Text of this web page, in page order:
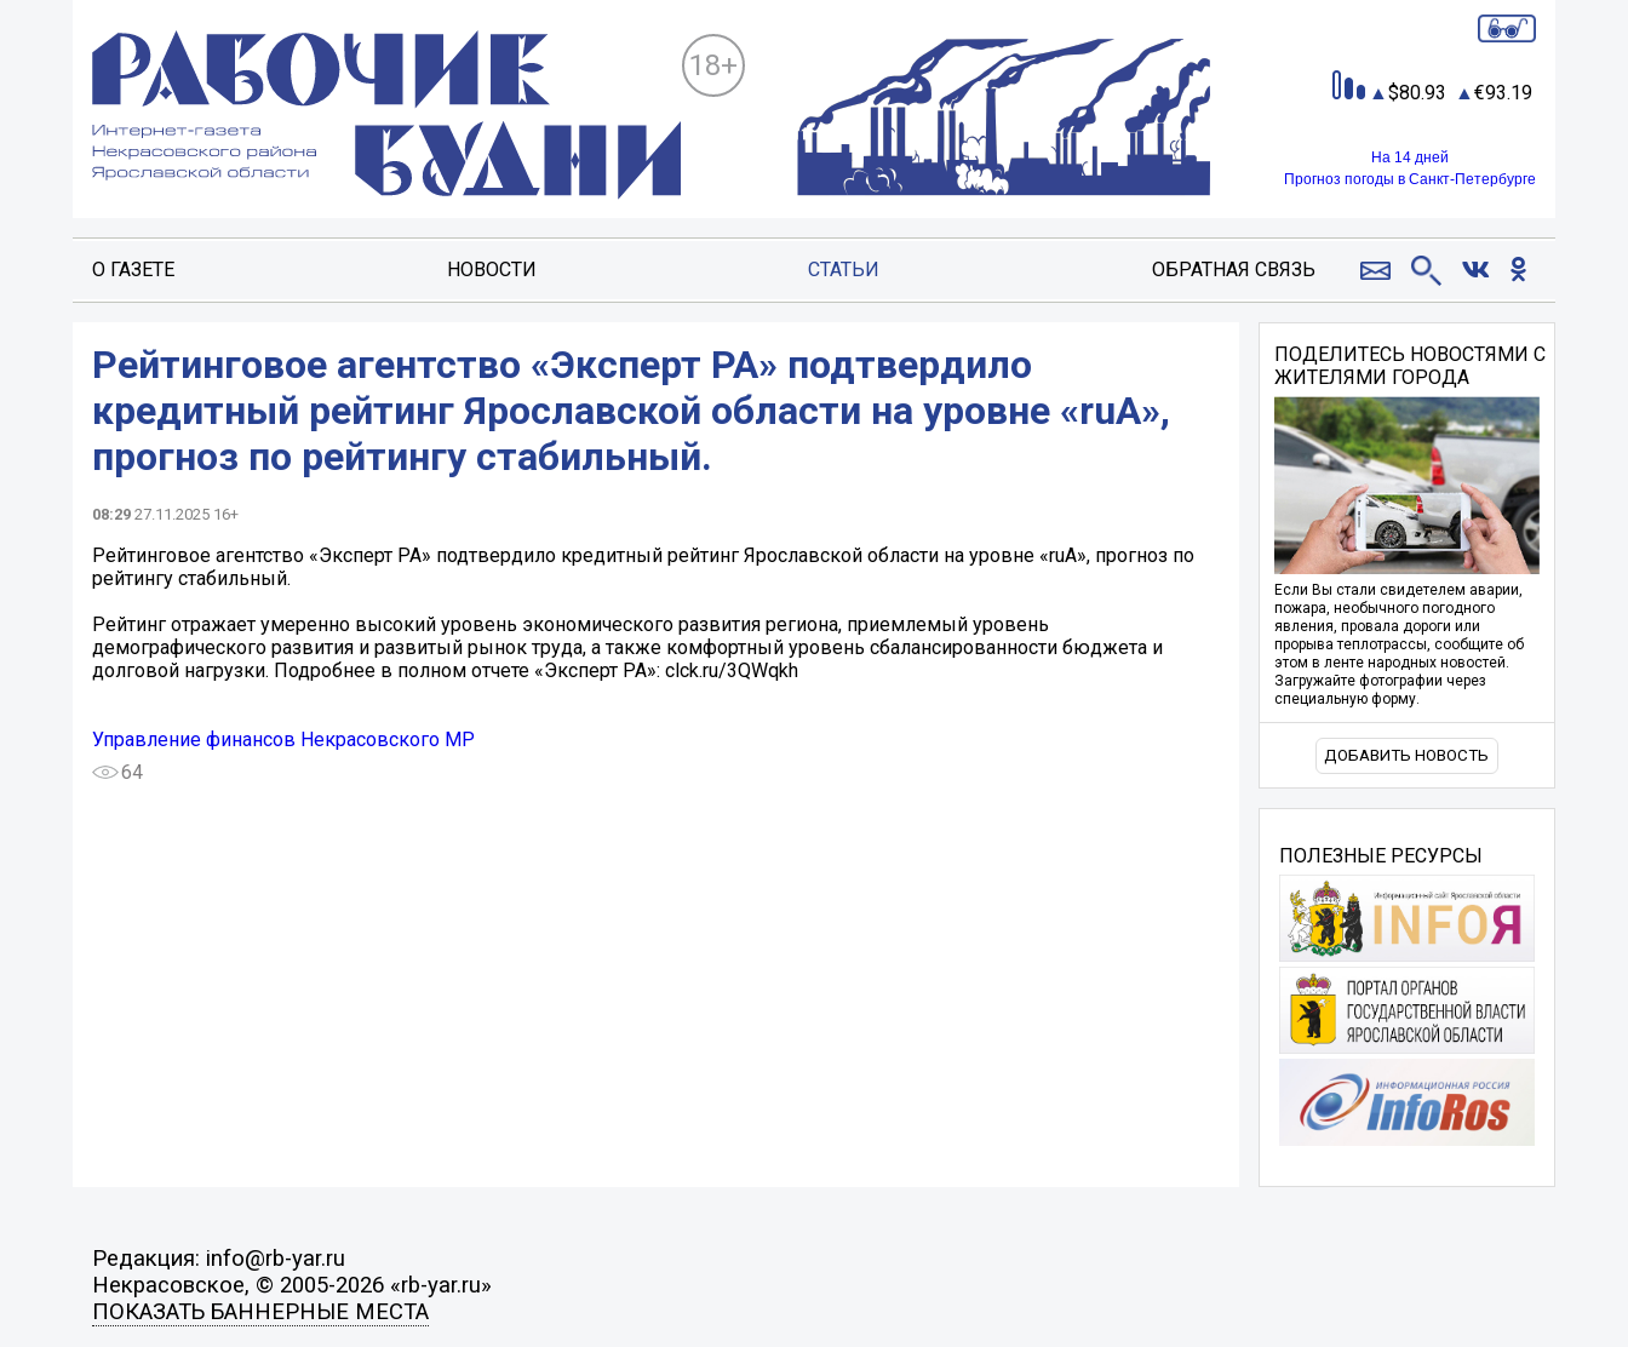
18+
80.93 93.19
На 14 дней
Прогноз погоды в Санкт-Петербурге
О ГАЗЕТЕ НОВОСТИ СТАТЬИ ОБРАТНАЯ СВЯЗЬ
Рейтинговое агентство «Эксперт РА» подтвердило
кредитный рейтинг Ярославской области на уровне «ruA»,
прогноз по рейтингу стабильный.
08:29 27.11.2025 16+
Рейтинговое агентство «Эксперт РА» подтвердило кредитный рейтинг Ярославской области на уровне «ruA», прогноз по
рейтингу стабильный.
Рейтинг отражает умеренно высокий уровень экономического развития региона, приемлемый уровень
демографического развития и развитый рынок труда, а также комфортный уровень сбалансированности бюджета и
долговой нагрузки. Подробнее в полном отчете «Эксперт РА»: clck.ru/3QWqkh
Управление финансов Некрасовского МР
64
ПОДЕЛИТЕСЬ НОВОСТЯМИ С
ЖИТЕЛЯМИ ГОРОДА
Если Вы стали свидетелем аварии,
пожара, необычного погодного
явления, провала дороги или
прорыва теплотрассы, сообщите об
этом в ленте народных новостей.
Загружайте фотографии через
специальную форму.
ДОБАВИТЬ НОВОСТЬ
ПОЛЕЗНЫЕ РЕСУРСЫ
Редакция: info@rb-yar.ru
Некрасовское, © 2005-2026 «rb-yar.ru»
ПОКАЗАТЬ БАННЕРНЫЕ МЕСТА